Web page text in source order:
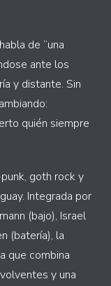
de “una
ante los
y distante. Sin
quién siempre
goth rock y
Integrada por
(bajo), Israel
(batería), la
que combina
y una